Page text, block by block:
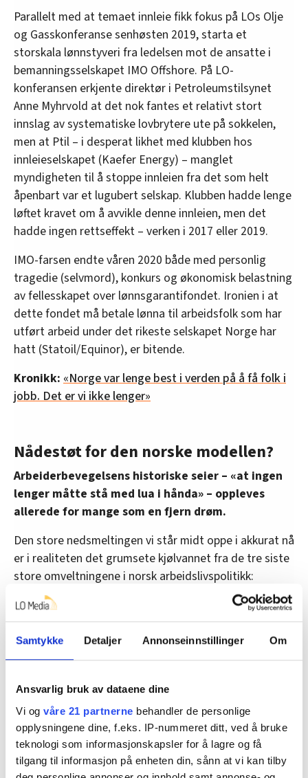
Samtykke Detaljer Annonseinnstillinger Om
Ansvarlig bruk av dataene dine
Vi og våre 21 partnerne behandler de personlige
opplysningene dine, f.eks. IP-nummeret ditt, ved å bruke
teknologi som informasjonskapsler for å lagre og få
tilgang til informasjon på enheten din, sånn at vi kan tilby
Parallelt med at temaet innleie fikk fokus på LOs Olje
og Gasskonferanse senhøsten 2019, starta et
storskala lønnstyveri fra ledelsen mot de ansatte i
bemanningsselskapet IMO Offshore. På LO-
konferansen erkjente direktør i Petroleumstilsynet
Anne Myhrvold at det nok fantes et relativt stort
innslag av systematiske lovbrytere ute på sokkelen,
men at Ptil – i desperat likhet med klubben hos
innleieselskapet (Kaefer Energy) – manglet
myndigheten til å stoppe innleien fra det som helt
åpenbart var et lugubert selskap. Klubben hadde lenge
løftet kravet om å avvikle denne innleien, men det
hadde ingen rettseffekt – verken i 2017 eller 2019.
IMO-farsen endte våren 2020 både med personlig
tragedie (selvmord), konkurs og økonomisk belastning
av fellesskapet over lønnsgarantifondet. Ironien i at
dette fondet må betale lønna til arbeidsfolk som har
utført arbeid under det rikeste selskapet Norge har
hatt (Statoil/Equinor), er bitende.
Kronikk: «Norge var lenge best i verden på å få folk i
jobb. Det er vi ikke lenger»
Nådestøt for den norske modellen?
Arbeiderbevegelsens historiske seier – «at ingen
lenger måtte stå med lua i hånda» – oppleves
allerede for mange som en fjern drøm.
Den store nedsmeltingen vi står midt oppe i akkurat nå
er i realiteten det grumsete kjølvannet fra de tre siste
store omveltningene i norsk arbeidslivspolitikk:
• Tapet av kontrollen over arbeidslivet som følge av
EØS-tilslutningen i 1994 som Ap støtta.
• Frislippet av bemanningsbransjen i 1999/2000 som Ap
vikarbyrådirektivet som Ap også støtta,
• Utvidelsen og den videre dereguleringen av det
felleseuropeiske arbeidsmarkedet fra og med 2004
(hvor Ap først var imot at vi i det hele tatt skulle ha
overgangsregler for nye land).